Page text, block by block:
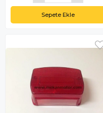
Sepete Ekle